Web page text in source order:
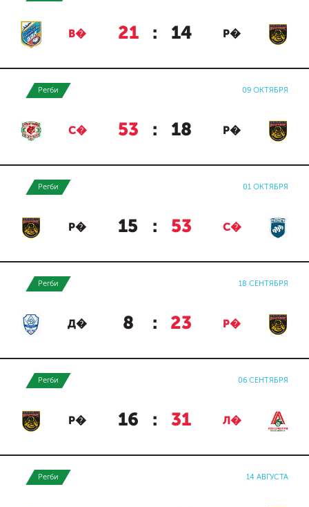
В� 21 : 14 Р�
Регби 09 ОКТЯБРЯ
С� 53 : 18 Р�
Регби 01 ОКТЯБРЯ
Р� 15 : 53 С�
Регби 18 СЕНТЯБРЯ
Д� 8 : 23 Р�
Регби 06 СЕНТЯБРЯ
Р� 16 : 31 Л�
Регби 14 АВГУСТА